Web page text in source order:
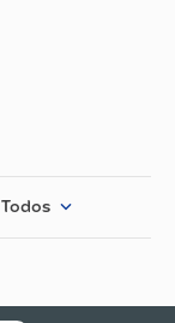
Todos